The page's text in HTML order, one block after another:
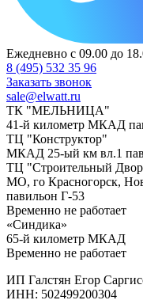
Ежедневно с 09.00 до
8 (495) 532 35 96
Заказать звонок
sale@elwatt.ru
ТК "МЕЛЬНИЦА"
41-й километр МКАД
ТЦ "Конструктор"
МКАД 25-ый км вл.1
ТЦ "Строительный
МО, го Красногорск,
павильон Г-53
Временно не работает
«Синдика»
65-й километр МКАД
Временно не работает
ИП Галстян Егор
ИНН: 502499200304